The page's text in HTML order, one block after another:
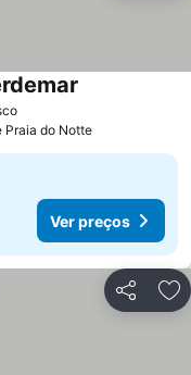
Praia do Notte
Ver preços
Partilhar